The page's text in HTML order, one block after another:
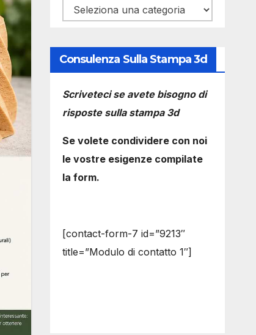
Categorie
Consulenza Sulla Stampa 3d
Scriveteci se avete bisogno di
risposte sulla stampa 3d
Se volete condividere con noi
le vostre esigenze compilate
la form.
[contact-form-7 id=”9213″
title=”Modulo di contatto 1″]